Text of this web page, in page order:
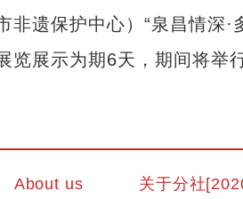
非遗保护中心）“泉昌情深
览展示为期6天，期间将举
About us 关于分社